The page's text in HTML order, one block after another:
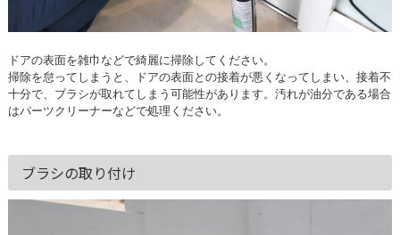
ドアの表面を雑巾などで綺麗に掃除してください。
掃除を怠ってしまうと、ドアの表面との接着が悪くなってしまい、接着不
十分で、ブラシが取れてしまう可能性があります。汚れが油分である場合
はパーツクリーナーなどで処理ください。
ブラシの取り付け